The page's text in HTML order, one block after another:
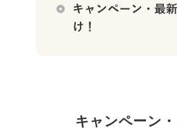
キャンペーン